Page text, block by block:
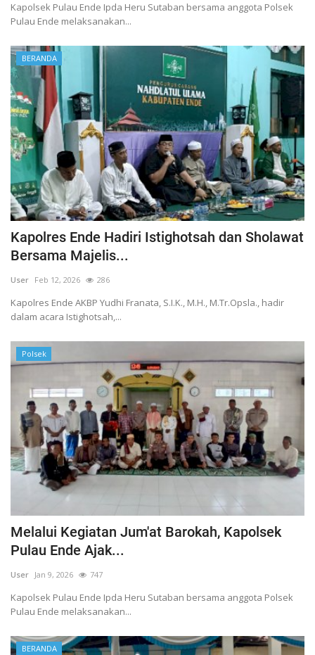
Kapolsek Pulau Ende Ipda Heru Sutaban bersama anggota Polsek
Pulau Ende melaksanakan...
BERANDA
Kapolres Ende Hadiri Istighotsah dan Sholawat
Bersama Majelis...
User Feb 12, 2026 286
Kapolres Ende AKBP Yudhi Franata, S.I.K., M.H., M.Tr.Opsla., hadir
dalam acara Istighotsah,...
Polsek
Melalui Kegiatan Jum'at Barokah, Kapolsek
Pulau Ende Ajak...
User Jan 9, 2026 747
Kapolsek Pulau Ende Ipda Heru Sutaban bersama anggota Polsek
Pulau Ende melaksanakan...
BERANDA